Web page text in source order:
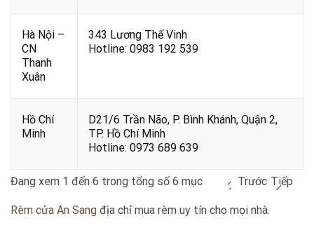
Hà Nội –
CN
Thanh
Xuân
343 Lương Thế Vinh
Hotline: 0983 192 539
Hồ Chí
Minh
D21/6 Trần Não, P. Bình Khánh, Quận 2,
TP. Hồ Chí Minh
Hotline: 0973 689 639
Đang xem 1 đến 6 trong tổng số 6 mục Trước Tiếp
Rèm cửa An Sang địa chỉ mua rèm uy tín cho mọi nhà.